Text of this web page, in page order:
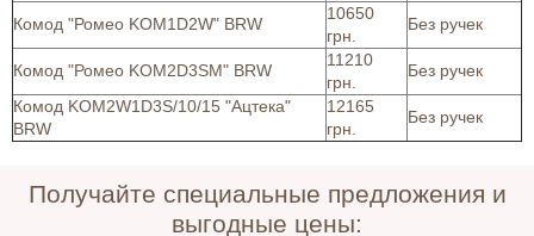
Комод "Ромео KOM1D2W" BRW
10650
грн.
Без ручек
Комод "Ромео KOM2D3SM" BRW
11210
грн.
Без ручек
Комод KOM2W1D3S/10/15 "Ацтека"
BRW
12165
грн.
Без ручек
Получайте специальные предложения и
выгодные цены: